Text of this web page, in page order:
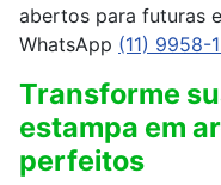
abertos para futuras
WhatsApp (11) 9958-
Transforme
estampa em
perfeitos